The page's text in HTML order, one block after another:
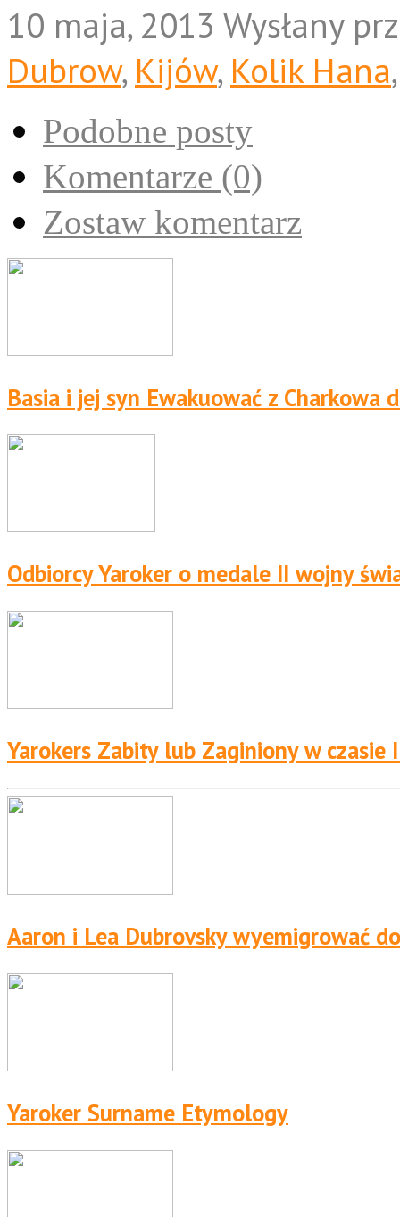
10 maja, 2013 Wysłany
Dubrow, Kijów, Kolik Hana
Podobne posty
Komentarze (0)
Zostaw komentarz
Basia i jej syn Ewakuować z Charkowa
Odbiorcy Yaroker o medale II wojny
Yarokers Zabity lub Zaginiony w
Aaron i Lea Dubrovsky wyemigrować
Yaroker Surname Etymology